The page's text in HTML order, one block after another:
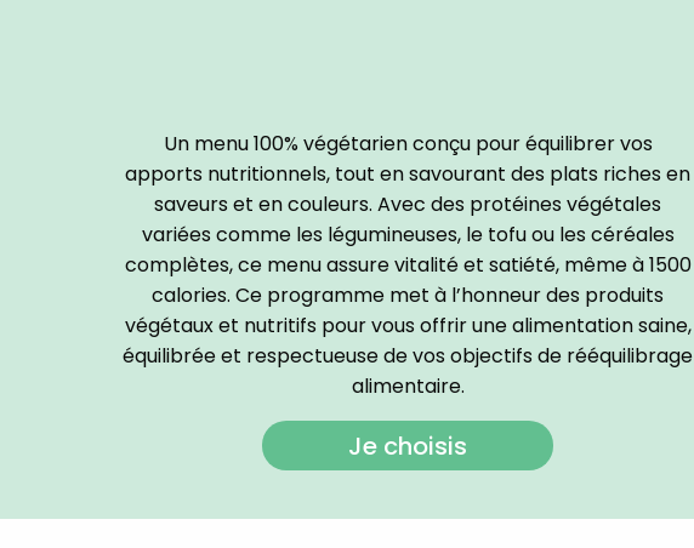
Un menu 100% végétarien conçu pour équilibrer vos
apports nutritionnels, tout en savourant des plats riches en
saveurs et en couleurs. Avec des protéines végétales
variées comme les légumineuses, le tofu ou les céréales
complètes, ce menu assure vitalité et satiété, même à 1500
calories. Ce programme met à l’honneur des produits
végétaux et nutritifs pour vous offrir une alimentation saine,
équilibrée et respectueuse de vos objectifs de rééquilibrage
alimentaire.
Je choisis